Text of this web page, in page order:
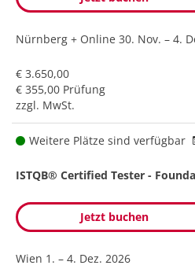
Nürnberg + Online 30. Nov. – 4.
€ 3.650,00
€ 355,00 Prüfung
zzgl. MwSt.
Weitere Plätze sind verfügbar
ISTQB® Certified Tester -
Jetzt buchen
Wien 1. – 4. Dez. 2026